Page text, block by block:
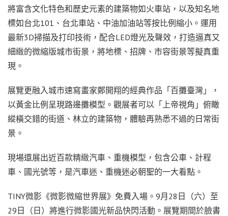
將富含文化特色和歷史元素的建築物如火車站，以及知名地
標如台北101、台北車站、中油加油站等按比例縮小。運用
最新3D掃描及打印技術，配合LED燈光及聲效，打造逼真又
細緻的微縮版城市街景，將地標、招牌、市容街景等擬真重
現。
展覽更融入城市速寫畫家鄭開翔的經典作品「百攤臺灣」，
以黃金比例呈現路邊攤模型。觀展者可以「上帝視角」俯瞰
縱橫交錯的街道、林立的建築物，體驗再熟悉不過的日常街
景。
現場還展出近百款精緻汽車、重機模型，包含公車、計程
車、國光號等，是汽車迷、重機迷必朝聖的一大看點。
TINY微影《微影微縮世界展》免費入場。9月28日（六）至
29日（日）將進行微影國光新品快閃活動。展覽期間於臉書